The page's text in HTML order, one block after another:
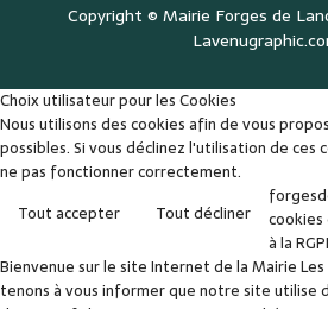
Copyright © Mairie Forges de
Choix utilisateur pour les Cookies
Nous utilisons des cookies afin de vous
possibles. Si vous déclinez l'utilisation de
ne pas fonctionner correctement.
Tout accepter
Tout décliner
à la
Bienvenue sur le site Internet de la Mairie Les
tenons à vous informer que notre site utilise